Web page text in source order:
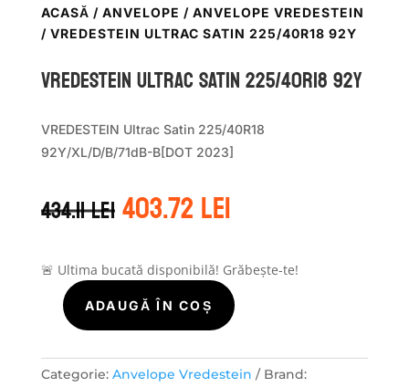
ACASĂ / ANVELOPE / ANVELOPE VREDESTEIN
/ VREDESTEIN ULTRAC SATIN 225/40R18 92Y
Vredestein ULTRAC SATIN 225/40R18 92Y
VREDESTEIN Ultrac Satin 225/40R18
92Y/XL/D/B/71dB-B[DOT 2023]
434.11leiPrețul
inițial
fost:
434.11 lei.
403.72leiPrețul
curent
403.72 lei.
🚨 Ultima bucată disponibilă! Grăbește-te!
Cantitate
Vredestein
ULTRAC
SATIN
ADAUGĂ ÎN COȘ
Categorie: Anvelope Vredestein
Brand: